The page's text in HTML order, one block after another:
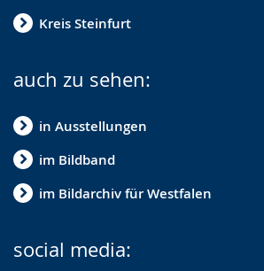
Kreis Steinfurt
auch zu sehen:
in Ausstellungen
im Bildband
im Bildarchiv für Westfalen
social media: